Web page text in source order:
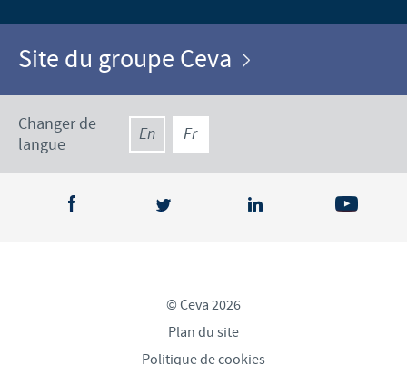
Site du groupe Ceva
Changer de
langue
En Fr
© Ceva 2026
Plan du site
Politique de cookies